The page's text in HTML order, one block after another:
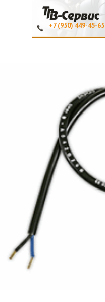
+7 (950) 449-45-65